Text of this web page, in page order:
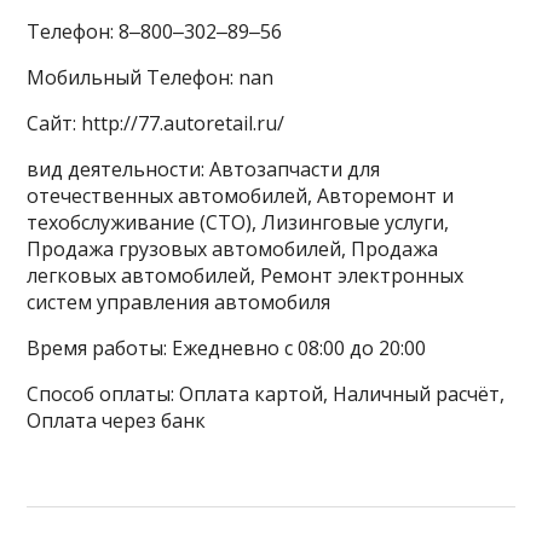
Телефон: 8‒800‒302‒89‒56
Мобильный Телефон: nan
Сайт: http://77.autoretail.ru/
вид деятельности: Автозапчасти для
отечественных автомобилей, Авторемонт и
техобслуживание (СТО), Лизинговые услуги,
Продажа грузовых автомобилей, Продажа
легковых автомобилей, Ремонт электронных
систем управления автомобиля
Время работы: Ежедневно с 08:00 до 20:00
Способ оплаты: Оплата картой, Наличный расчёт,
Оплата через банк